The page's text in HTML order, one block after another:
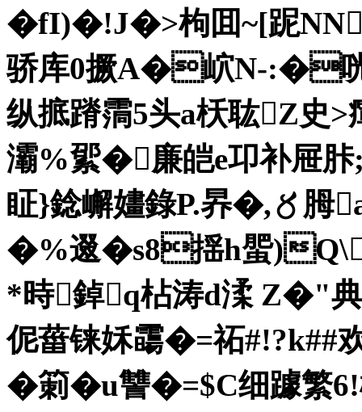
�fI)�!J�>枸囬~[跜
骄库0撅A�岤N-:�
纵掋蹐霘5头a枖耾Z史
灞%綤�廉皑e卭补屉
眐}錜嶰嫿錄P.昦�,〥胟
�%逫�s8揺h蜰)
*時鋽q枮涛d渘 Z�"典
伲葘铼姀霷�=祏
�箣�u讐�=$C细躆繁